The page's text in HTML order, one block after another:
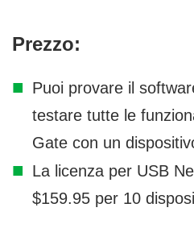
Prezzo:
Puoi provare il
testare tutte le
Gate con un
La licenza per USB
$159.95 per 10